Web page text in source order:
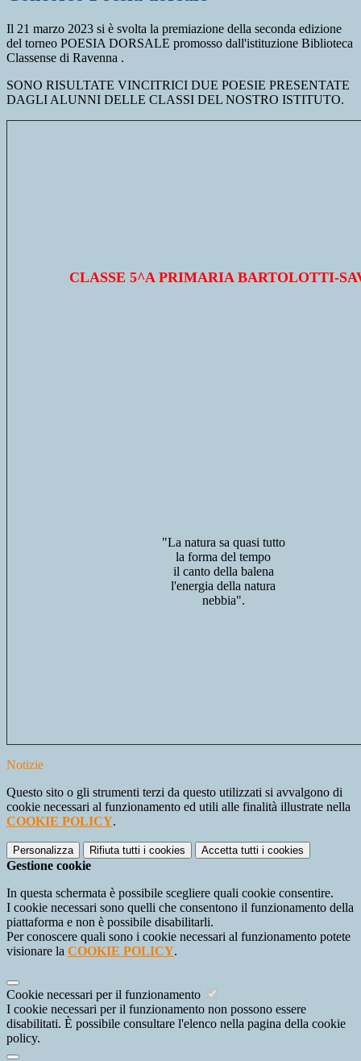
Il 21 marzo 2023 si è svolta la premiazione della seconda edizione
del torneo POESIA DORSALE promosso dall'istituzione Biblioteca
Classense di Ravenna .
SONO RISULTATE VINCITRICI DUE POESIE PRESENTATE
DAGLI ALUNNI DELLE CLASSI DEL NOSTRO ISTITUTO.
CLASSE 5^A PRIMARIA BARTOLOTTI-
"La natura sa quasi tutto
la forma del tempo
il canto della balena
l'energia della natura
nebbia".
Notizie
Questo sito o gli strumenti terzi da questo utilizzati si avvalgono di
cookie necessari al funzionamento ed utili alle finalità illustrate nella
COOKIE POLICY.
Personalizza Rifiuta tutti i cookies Accetta tutti i cookies
Gestione cookie
In questa schermata è possibile scegliere quali cookie consentire.
I cookie necessari sono quelli che consentono il funzionamento della
piattaforma e non è possibile disabilitarli.
Per conoscere quali sono i cookie necessari al funzionamento potete
visionare la COOKIE POLICY.
Cookie necessari per il funzionamento
I cookie necessari per il funzionamento non possono essere
disabilitati. È possibile consultare l'elenco nella pagina della cookie
policy.